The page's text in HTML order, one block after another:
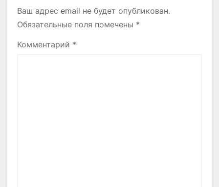
Ваш адрес email не будет опубликован.
Обязательные поля помечены *
Комментарий *